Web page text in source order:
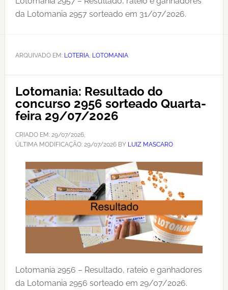
da Lotomania 2957 sorteado em 31/07/2026.
ARQUIVADO EM: LOTERIA, LOTOMANIA
Lotomania: Resultado do
concurso 2956 sorteado Quarta-
feira 29/07/2026
CRIADO EM: 29/07/2026,
ÚLTIMA MODIFICAÇÃO: 29/07/2026BY LUIZ MASCARO
Lotomania 2956 – Resultado, rateio e ganhadores
da Lotomania 2956 sorteado em 29/07/2026.